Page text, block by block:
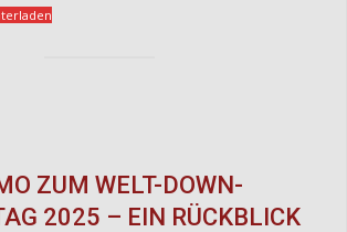
ZUM WELT-DOWN-
2025 – EIN RÜCKBLICK